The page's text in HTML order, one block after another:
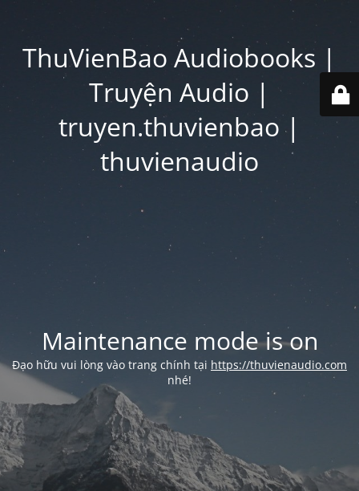
ThuVienBao Audiobooks |
Truyện Audio |
truyen.thuvienbao |
thuvienaudio
Maintenance mode is on
Đạo hữu vui lòng vào trang chính tại https://thuvienaudio.com
nhé!